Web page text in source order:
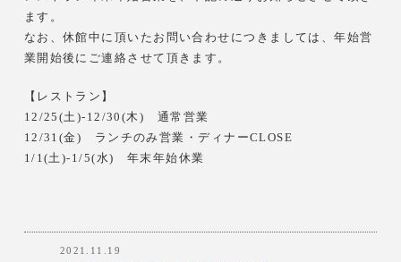
ます。
なお、休館中に頂いたお問い合わせにつきましては、年始営
業開始後にご連絡させて頂きます。
【レストラン】
12/25(土)-12/30(木) 通常営業
12/31(金) ランチのみ営業・ディナーCLOSE
1/1(土)-1/5(水) 年末年始休業
2021.11.19